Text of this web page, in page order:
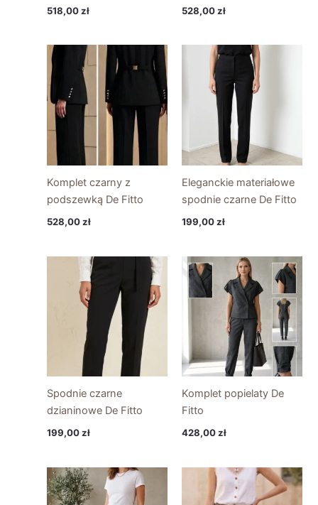
518,00zł 528,00zł
Komplet czarny z
podszewką De Fitto
528,00zł
Eleganckie materiałowe
spodnie czarne De Fitto
199,00zł
Spodnie czarne
dzianinowe De Fitto
199,00zł
Komplet popielaty De
Fitto
428,00zł